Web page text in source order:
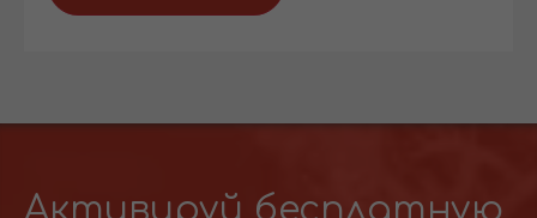
Активируй бесплатную